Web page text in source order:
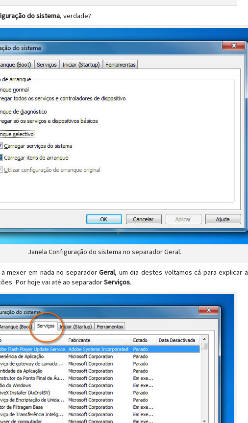
do sistema, verdade?
Janela Configuração do sistema no separador Geral.
mexer em nada no separadorGeral, um dia destes voltamos cá para explicar a
Por hoje vai até ao separadorServiços.